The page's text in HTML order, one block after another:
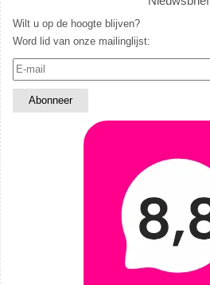
Wilt u op de hoogte blijven?
Word lid van onze mailinglijst: